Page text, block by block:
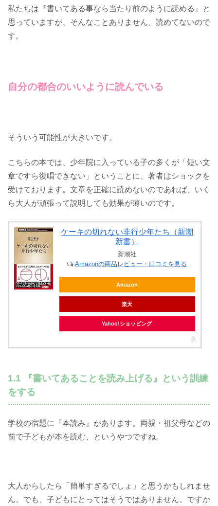
私たちは『書いてある事なら当たり前のように読める』と
思っていますが、そんなことありません。読めてないので
す。
自分の都合のいいように読んでいる
そういう可能性が大きいです。
こちらの本では、少年院に入っている子の多くが「短い文
章ですら復唱できない」ということに、著者はショックを
受けております。文章を正確に読めないのであれば、いく
ら大人が頑張って説明しても効果が薄いのです。
ケーキの切れない非行少年たち（新潮
新書）
新潮社
Amazonの商品レビュー・口コミを見る
Amazon
楽天
Yahoo!ショッピング
1.1 『書いてあることを読み上げる』という訓練
をする
学校の宿題に『本読み』があります。両親・祖父母などの
前で子どもが本を読む、というやつですね。
大人からしたら「簡単すぎるでしょ」と思うかもしれませ
ん。でも、子どもにとってはそうではありません。ですか